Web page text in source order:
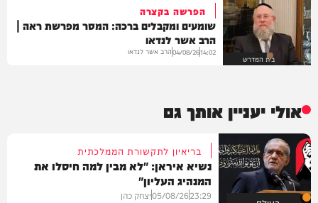
בית המדרש
הפרשה בקצרה
שומעים ומקבלים ברכה: המסר מפרשת ראה |
הרב אשר לנדאו
14:02
04/08/26הרב אשר לנדאו
אולי יעניין אותך גם
בריאיון לתקשורת הממלכתית
נשיא איראן: "לא מבין למה חיסלו את
המנהיג העליון"
23:29
05/08/26יצחק כהן